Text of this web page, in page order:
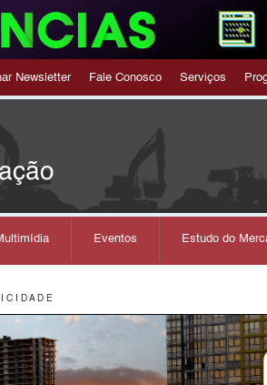
Newsletter Fale Conosco Serviços
Eventos Estudo do
C I D A D E